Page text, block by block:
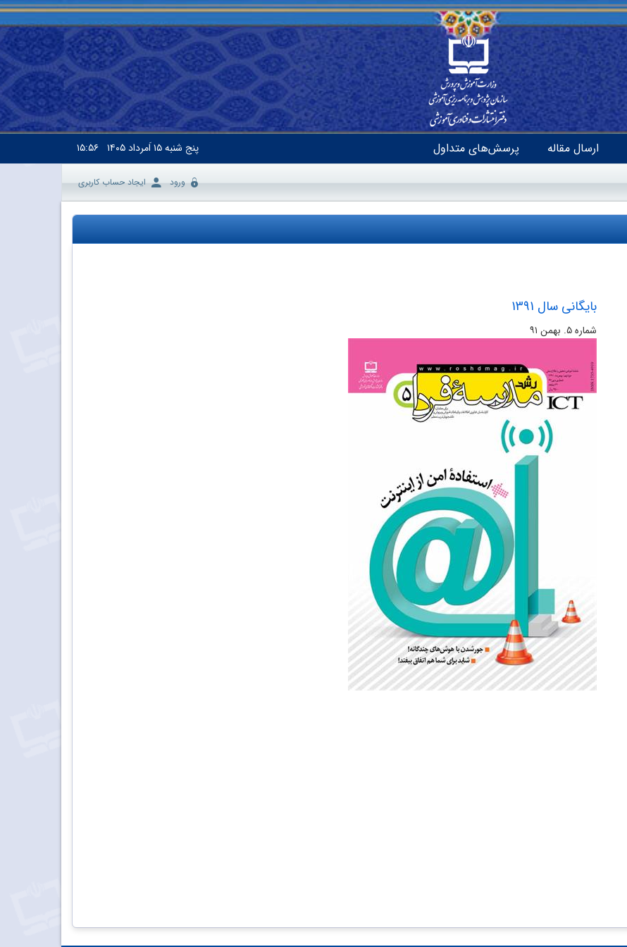
ارسال مقاله پرسش‌های متداول پنج شنبه۱۵ اَمرداد ۱۴۰۵ ۱۵:۵۶
ورود ایجاد حساب کاربری
بایگانی سال 1391
شماره‌ ۵. بهمن ۹۱